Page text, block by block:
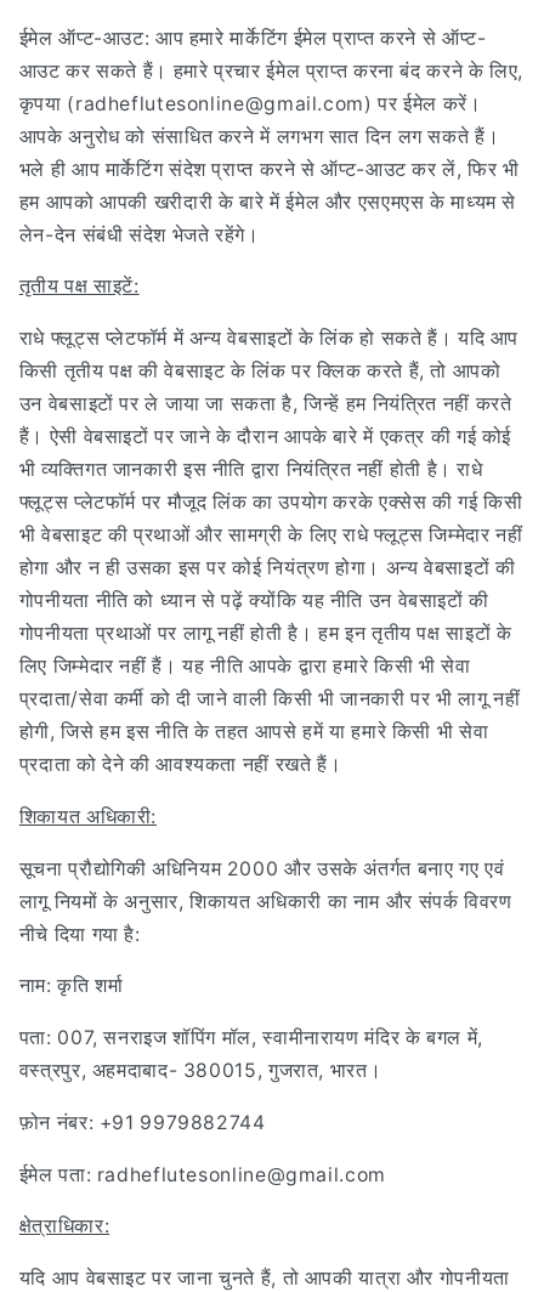
ईमेल ऑप्ट-आउट: आप हमारे मार्केटिंग ईमेल प्राप्त करने से ऑप्ट-
आउट कर सकते हैं। हमारे प्रचार ईमेल प्राप्त करना बंद करने के लिए,
कृपया (radheflutesonline@gmail.com) पर ईमेल करें।
आपके अनुरोध को संसाधित करने में लगभग सात दिन लग सकते हैं।
भले ही आप मार्केटिंग संदेश प्राप्त करने से ऑप्ट-आउट कर लें, फिर भी
हम आपको आपकी खरीदारी के बारे में ईमेल और एसएमएस के माध्यम से
लेन-देन संबंधी संदेश भेजते रहेंगे।
तृतीय पक्ष साइटें:
राधे फ्लूट्स प्लेटफॉर्म में अन्य वेबसाइटों के लिंक हो सकते हैं। यदि आप
किसी तृतीय पक्ष की वेबसाइट के लिंक पर क्लिक करते हैं, तो आपको
उन वेबसाइटों पर ले जाया जा सकता है, जिन्हें हम नियंत्रित नहीं करते
हैं। ऐसी वेबसाइटों पर जाने के दौरान आपके बारे में एकत्र की गई कोई
भी व्यक्तिगत जानकारी इस नीति द्वारा नियंत्रित नहीं होती है। राधे
फ्लूट्स प्लेटफॉर्म पर मौजूद लिंक का उपयोग करके एक्सेस की गई किसी
भी वेबसाइट की प्रथाओं और सामग्री के लिए राधे फ्लूट्स जिम्मेदार नहीं
होगा और न ही उसका इस पर कोई नियंत्रण होगा। अन्य वेबसाइटों की
गोपनीयता नीति को ध्यान से पढ़ें क्योंकि यह नीति उन वेबसाइटों की
गोपनीयता प्रथाओं पर लागू नहीं होती है। हम इन तृतीय पक्ष साइटों के
लिए जिम्मेदार नहीं हैं। यह नीति आपके द्वारा हमारे किसी भी सेवा
प्रदाता/सेवा कर्मी को दी जाने वाली किसी भी जानकारी पर भी लागू नहीं
होगी, जिसे हम इस नीति के तहत आपसे हमें या हमारे किसी भी सेवा
प्रदाता को देने की आवश्यकता नहीं रखते हैं।
शिकायत अधिकारी:
सूचना प्रौद्योगिकी अधिनियम 2000 और उसके अंतर्गत बनाए गए एवं
लागू नियमों के अनुसार, शिकायत अधिकारी का नाम और संपर्क विवरण
नीचे दिया गया है:
नाम: कृति शर्मा
पता: 007, सनराइज शॉपिंग मॉल, स्वामीनारायण मंदिर के बगल में,
वस्त्रपुर, अहमदाबाद- 380015, गुजरात, भारत।
फ़ोन नंबर: +91 9979882744
ईमेल पता: radheflutesonline@gmail.com
क्षेत्राधिकार:
यदि आप वेबसाइट पर जाना चुनते हैं, तो आपकी यात्रा और गोपनीयता